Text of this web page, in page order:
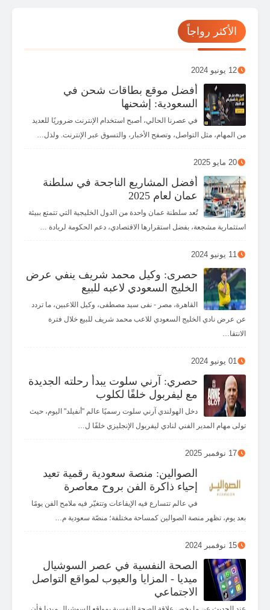
الأكثر رواجاً
12 يونيو 2024
أفضل موقع بطاقات شحن في
السعودية: إشحنها
في عصرنا الحالي، أصبح استخدام الإنترنت ضروريًا للعديد
من المهام، مثل التواصل، وتصفح الأخبار، والتسوق عبر الإنترنت. ولذل…
20 مايو 2025
أفضل المشاريع الناجحة في سلطنة
عمان لعام 2025
تُعد سلطنة عمان واحدة من الدول الخليجية التي تتمتع ببيئة
استثمارية مشجعة، بفضل استقرارها الاقتصادي، دعم الحكومة لريادة …
11 يونيو 2024
حصرى: وكيل محمد شريف ينفي عرض
الخليج السعودي لاعبه للبيع
القاهرة، مصر - نفى سيد مصطفى، وكيل اللاعبين، ما تردد
عن عرض نادي الخليج السعودي للاعب محمد شريف للبيع خلال فترة
الانتقا…
01 يونيو 2024
حصري: آرني سلوت يبدأ رحلته الجديدة
مع ليفربول خلفًا لكلوب
دخل الهولندي آرني سلوت رسميًا عالم "أنفيلد" اليوم، حيث
تولى مهام المدير الفني لنادي ليفربول الإنجليزي خلفًا ل…
17 نوفمبر 2025
الصوالين: منصة سعودية رقمية تعيد
إحياء ذاكرة الفن بروح معاصرة
في عالم تتسارع فيه الإيقاعات وتتغيّر فيه ملامح الفن يومًا
بعد يوم، تظهر منصة الصوالين كمساحة مختلفة؛ منصّة سعودية م…
15 نوفمبر 2024
الصحة النفسية في عصر السوشيال
ميديا - المزايا والعيوب لمواقع التواصل
الاجتماعي